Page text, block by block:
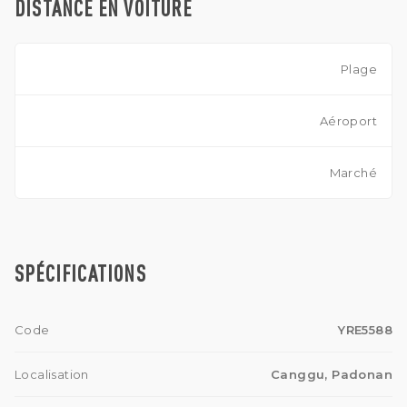
DISTANCE EN VOITURE
Plage
Aéroport
Marché
SPÉCIFICATIONS
Code YRE5588
Localisation Canggu, Padonan